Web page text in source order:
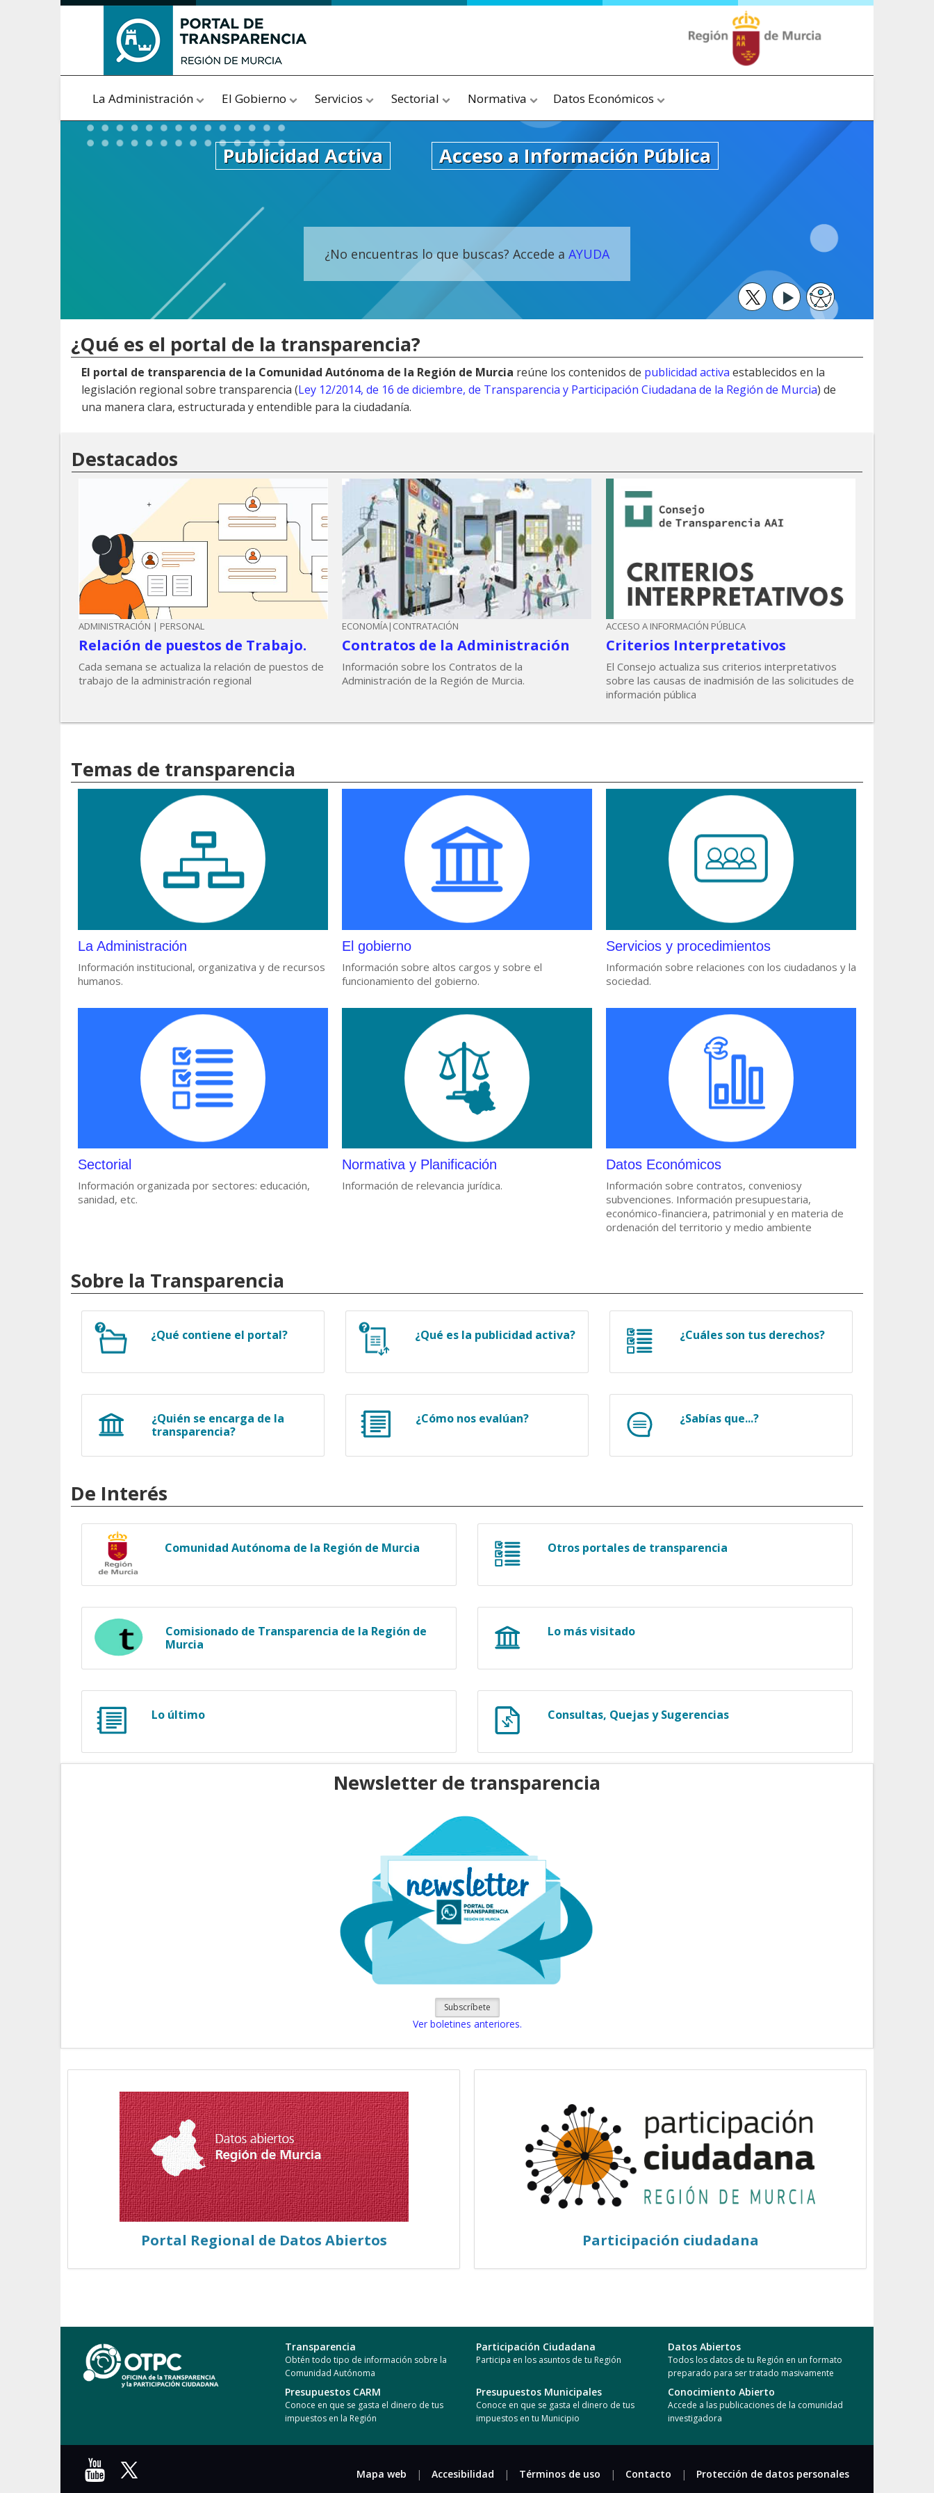
Saltar al contenido
La Administración El Gobierno Servicios Sectorial Normativa Datos Económicos
Publicidad Activa Acceso a Información Pública
¿No encuentras lo que buscas? Accede a AYUDA
Twitter
YoutubeAccesibilidad
¿Qué es el portal de la transparencia?
El portal de transparencia de la Comunidad Autónoma de la Región de Murcia reúne los contenidos de publicidad activa establecidos en la
legislación regional sobre transparencia (Ley 12/2014, de 16 de diciembre, de Transparencia y Participación Ciudadana de la Región de Murcia) de
una manera clara, estructurada y entendible para la ciudadanía.
Destacados
ADMINISTRACIÓN | PERSONAL
Relación de puestos de Trabajo.
Cada semana se actualiza la relación de puestos de
trabajo de la administración regional
ECONOMÍA|CONTRATACIÓN
Contratos de la Administración
Información sobre los Contratos de la
Administración de la Región de Murcia.
ACCESO A INFORMACIÓN PÚBLICA
Criterios Interpretativos
El Consejo actualiza sus criterios interpretativos
sobre las causas de inadmisión de las solicitudes de
información pública
Temas de transparencia
La Administración
Información institucional, organizativa y de recursos
humanos.
El gobierno
Información sobre altos cargos y sobre el
funcionamiento del gobierno.
Servicios y procedimientos
Información sobre relaciones con los ciudadanos y la
sociedad.
Sectorial
Información organizada por sectores: educación,
sanidad, etc.
Normativa y Planificación
Información de relevancia jurídica.
Datos Económicos
Información sobre contratos, conveniosy
subvenciones. Información presupuestaria,
económico-financiera, patrimonial y en materia de
ordenación del territorio y medio ambiente
Sobre la Transparencia
¿Qué contiene el portal? ¿Qué es la publicidad activa? ¿Cuáles son tus derechos?
¿Quién se encarga de la
transparencia?
¿Cómo nos evalúan? ¿Sabías que...?
De Interés
Comunidad Autónoma de la Región de Murcia Otros portales de transparencia
Comisionado de Transparencia de la Región de
Murcia
Lo más visitado
Lo último Consultas, Quejas y Sugerencias
Newsletter de transparencia
Subscríbete
Ver boletines anteriores.
Portal Regional de Datos Abiertos Participación ciudadana
Transparencia
Obtén todo tipo de información sobre la
Comunidad Autónoma
Participación Ciudadana
Participa en los asuntos de tu Región
Datos Abiertos
Todos los datos de tu Región en un formato
preparado para ser tratado masivamente
Presupuestos CARM
Conoce en que se gasta el dinero de tus
impuestos en la Región
Presupuestos Municipales
Conoce en que se gasta el dinero de tus
impuestos en tu Municipio
Conocimiento Abierto
Accede a las publicaciones de la comunidad
investigadora
Mapa web | Accesibilidad | Términos de uso | Contacto | Protección de datos personales